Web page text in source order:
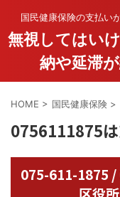
国民健康保険の支払い
無視してはい
納や延滞
HOME > 国民健康保険 >
0756111875
075-611-1875 /
区役